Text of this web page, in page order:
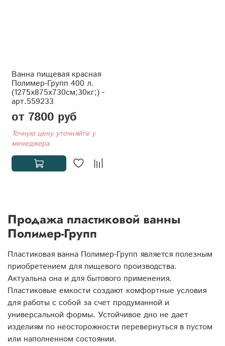
Ванна пищевая красная
Полимер-Групп 400 л.
(1275x875x730см;30кг;) -
арт.559233
от 7800 руб
Точную цену уточняйте у
менеджера
Продажа пластиковой ванны
Полимер-Групп
Пластиковая ванна Полимер-Групп является полезным
приобретением для пищевого производства.
Актуальна она и для бытового применения.
Пластиковые емкости создают комфортные условия
для работы с собой за счет продуманной и
универсальной формы. Устойчивое дно не дает
изделиям по неосторожности перевернуться в пустом
или наполненном состоянии.